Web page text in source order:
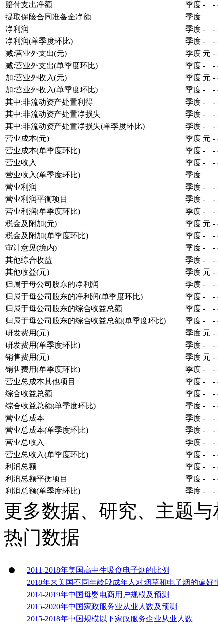
赔付支出净额 季度 - -
提取保险合同准备金净额
季度 - -
净利润
季度 - -
净利润(单季度环比)
季度 - -
减:营业外支出(元)
季度 元 -
减:营业外支出(单季度环比)
季度 - -
加:营业外收入(元)
季度 元 -
加:营业外收入(单季度环比)
季度 - -
其中:非流动资产处置利得
季度 - -
其中:非流动资产处置净损失
季度 - -
其中:非流动资产处置净损失(单季度环比)
季度 - -
营业成本(元)
季度 元 -
营业成本(单季度环比)
季度 - -
营业收入
季度 - -
营业收入(单季度环比)
季度 - -
营业利润
季度 - -
营业利润平衡项目
季度 - -
营业利润(单季度环比)
季度 - -
税金及附加(元)
季度 元 -
税金及附加(单季度环比)
季度 - -
审计意见(境内)
季度 - -
其他综合收益
季度 - -
其他收益(元)
季度 元 -
归属于母公司股东的净利润
季度 - -
归属于母公司股东的净利润(单季度环比)
季度 - -
归属于母公司股东的综合收益总额
季度 - -
归属于母公司股东的综合收益总额(单季度环比)
季度 - -
研发费用(元)
季度 元 -
研发费用(单季度环比)
季度 - -
销售费用(元)
季度 元 -
销售费用(单季度环比)
季度 - -
营业总成本其他项目
季度 - -
综合收益总额
季度 - -
综合收益总额(单季度环比)
季度 - -
营业总成本
季度 - -
营业总成本(单季度环比)
季度 - -
营业总收入
季度 - -
营业总收入(单季度环比)
季度 - -
利润总额
季度 - -
利润总额平衡项目
季度 - -
利润总额(单季度环比)
季度 - -
更多数据、研究、主题
热门数据
2011-2018年美国高中生吸食电子烟的比例
2018年来美国不同年龄段成年人对烟草和电子烟的偏好
2014-2019年中国母婴电商用户规模及预测
2015-2020年中国家政服务业从业人数及预测
2015-2018年中国规模以下家政服务企业从业人数